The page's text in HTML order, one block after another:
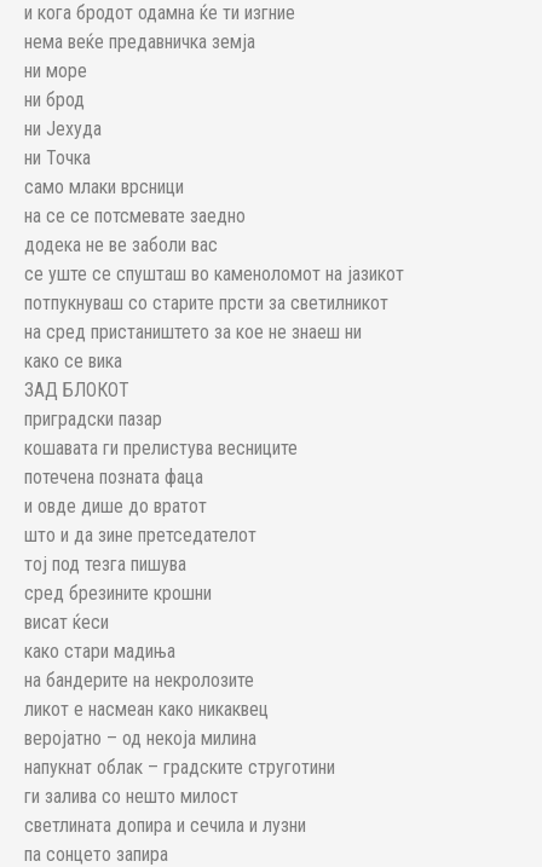
и кога бродот одамна ќе ти изгние
нема веќе предавничка земја
ни море
ни брод
ни Јехуда
ни Точка
само млаки врсници
на се се потсмевате заедно
додека не ве заболи вас
се уште се спушташ во каменоломот на јазикот
потпукнуваш со старите прсти за светилникот
на сред пристаништето за кое не знаеш ни
како се вика
ЗАД БЛОКОТ
приградски пазар
кошавата ги прелистува весниците
потечена позната фаца
и овде дише до вратот
што и да зине претседателот
тој под тезга пишува
сред брезините крошни
висат ќеси
како стари мадиња
на бандерите на некролозите
ликот е насмеан како никаквец
веројатно – од некоја милина
напукнат облак – градските струготини
ги залива со нешто милост
светлината допира и сечила и лузни
па сонцето запира